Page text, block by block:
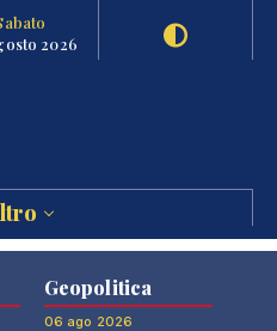
2026
Geopolitica
06 ago 2026